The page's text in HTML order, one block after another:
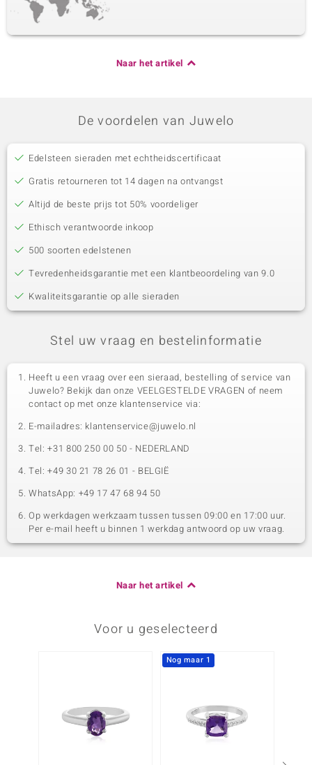
Naar het artikel
De voordelen van Juwelo
Edelsteen sieraden met echtheidscertificaat
Gratis retourneren tot 14 dagen na ontvangst
Altijd de beste prijs tot 50% voordeliger
Ethisch verantwoorde inkoop
500 soorten edelstenen
Tevredenheidsgarantie met een klantbeoordeling van 9.0
Kwaliteitsgarantie op alle sieraden
Stel uw vraag en bestelinformatie
Heeft u een vraag over een sieraad, bestelling of service van
Juwelo? Bekijk dan onze VEELGESTELDE VRAGEN of neem
contact op met onze klantenservice via:
E-mailadres: klantenservice@juwelo.nl
Tel: +31 800 250 00 50 - NEDERLAND
Tel: +49 30 21 78 26 01 - BELGIË
WhatsApp: +49 17 47 68 94 50
Op werkdagen werkzaam tussen tussen 09:00 en 17:00 uur.
Per e-mail heeft u binnen 1 werkdag antwoord op uw vraag.
Naar het artikel
Voor u geselecteerd
Nog maar 1